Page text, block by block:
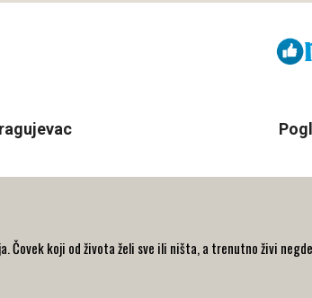
Čovek koji od života želi sve ili ništa, a trenutno živi